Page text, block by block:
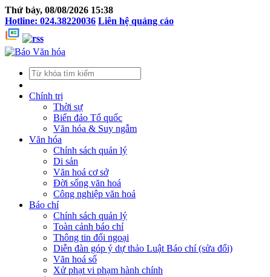
Thứ bảy, 08/08/2026 15:38
Hotline: 024.38220036 Liên hệ quảng cáo
Chính trị
Thời sự
Biển đảo Tổ quốc
Văn hóa & Suy ngẫm
Văn hóa
Chính sách quản lý
Di sản
Văn hoá cơ sở
Đời sống văn hoá
Công nghiệp văn hoá
Báo chí
Chính sách quản lý
Toàn cảnh báo chí
Thông tin đối ngoại
Diễn đàn góp ý dự thảo Luật Báo chí (sửa đổi)
Văn hoá số
Xử phạt vi phạm hành chính